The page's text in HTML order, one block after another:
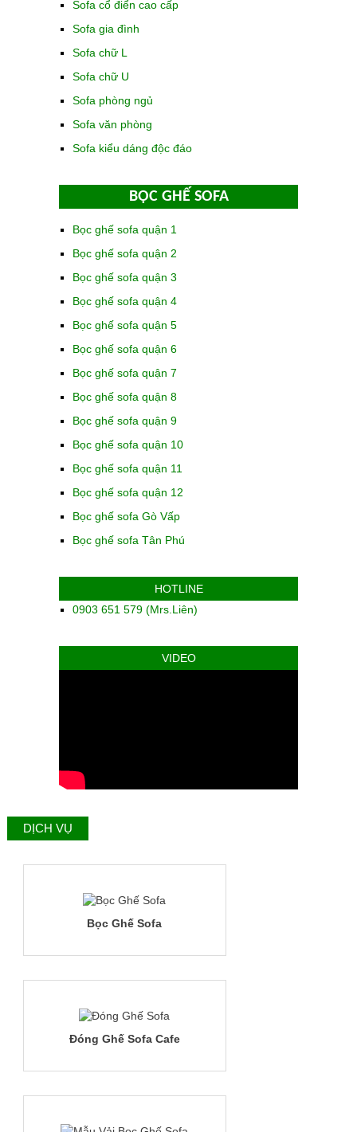
Sofa cổ điển cao cấp
Sofa gia đình
Sofa chữ L
Sofa chữ U
Sofa phòng ngủ
Sofa văn phòng
Sofa kiểu dáng độc đáo
BỌC GHẾ SOFA
Bọc ghế sofa quận 1
Bọc ghế sofa quận 2
Bọc ghế sofa quận 3
Bọc ghế sofa quận 4
Bọc ghế sofa quận 5
Bọc ghế sofa quận 6
Bọc ghế sofa quận 7
Bọc ghế sofa quận 8
Bọc ghế sofa quận 9
Bọc ghế sofa quận 10
Bọc ghế sofa quận 11
Bọc ghế sofa quận 12
Bọc ghế sofa Gò Vấp
Bọc ghế sofa Tân Phú
HOTLINE
0903 651 579 (Mrs.Liên)
VIDEO
DỊCH VỤ
Bọc Ghế Sofa
Đóng Ghế Sofa Cafe